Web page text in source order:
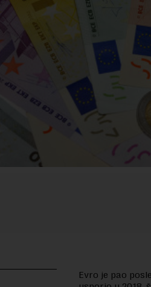
Evro je pao